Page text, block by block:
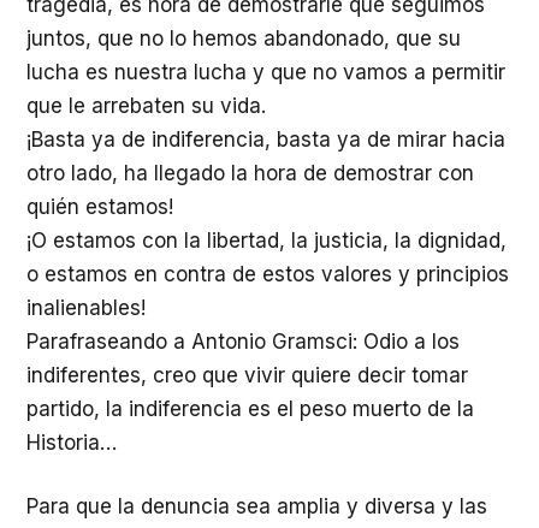
juntos, que no lo hemos abandonado, que su
lucha es nuestra lucha y que no vamos a permitir
que le arrebaten su vida.
¡Basta ya de indiferencia, basta ya de mirar hacia
otro lado, ha llegado la hora de demostrar con
quién estamos!
¡O estamos con la libertad, la justicia, la dignidad,
o estamos en contra de estos valores y principios
inalienables!
Parafraseando a Antonio Gramsci: Odio a los
indiferentes, creo que vivir quiere decir tomar
partido, la indiferencia es el peso muerto de la
Historia…
Para que la denuncia sea amplia y diversa y las